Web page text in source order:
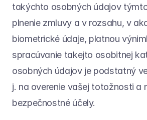
takýchto osobných údajov
plnenie zmluvy a v rozsahu, v
biometrické údaje, platnou
spracúvanie takejto osobitnej
osobných údajov je podstatný
j. na overenie vašej totožnosti a
bezpečnostné účely.